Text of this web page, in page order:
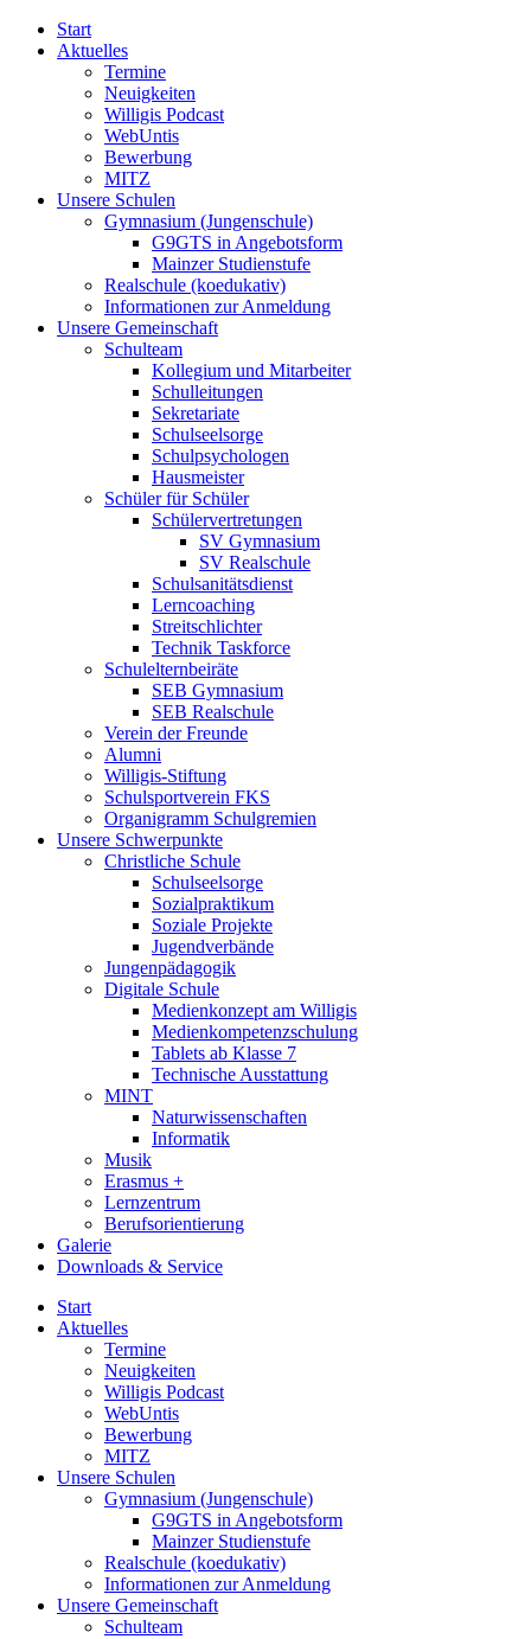
Start
Aktuelles
Termine
Neuigkeiten
Willigis Podcast
WebUntis
Bewerbung
MITZ
Unsere Schulen
Gymnasium (Jungenschule)
G9GTS in Angebotsform
Mainzer Studienstufe
Realschule (koedukativ)
Informationen zur Anmeldung
Unsere Gemeinschaft
Schulteam
Kollegium und Mitarbeiter
Schulleitungen
Sekretariate
Schulseelsorge
Schulpsychologen
Hausmeister
Schüler für Schüler
Schülervertretungen
SV Gymnasium
SV Realschule
Schulsanitätsdienst
Lerncoaching
Streitschlichter
Technik Taskforce
Schulelternbeiräte
SEB Gymnasium
SEB Realschule
Verein der Freunde
Alumni
Willigis-Stiftung
Schulsportverein FKS
Organigramm Schulgremien
Unsere Schwerpunkte
Christliche Schule
Schulseelsorge
Sozialpraktikum
Soziale Projekte
Jugendverbände
Jungenpädagogik
Digitale Schule
Medienkonzept am Willigis
Medienkompetenzschulung
Tablets ab Klasse 7
Technische Ausstattung
MINT
Naturwissenschaften
Informatik
Musik
Erasmus +
Lernzentrum
Berufsorientierung
Galerie
Downloads & Service
Start
Aktuelles
Termine
Neuigkeiten
Willigis Podcast
WebUntis
Bewerbung
MITZ
Unsere Schulen
Gymnasium (Jungenschule)
G9GTS in Angebotsform
Mainzer Studienstufe
Realschule (koedukativ)
Informationen zur Anmeldung
Unsere Gemeinschaft
Schulteam